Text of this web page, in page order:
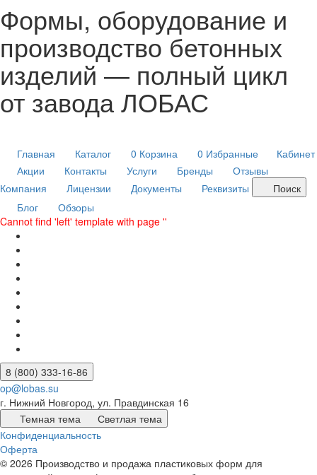
Формы, оборудование и
производство бетонных
изделий — полный цикл
от завода ЛОБАС
Главная Каталог 0 Корзина 0 Избранные
Кабинет
Акции
Контакты Услуги Бренды
Отзывы
Компания
Лицензии Документы Реквизиты
Поиск
Блог
Обзоры
Cannot find 'left' template with page ''
8 (800) 333-16-86
op@lobas.su
г. Нижний Новгород, ул. Правдинская 16
Темная тема
Светлая тема
Конфиденциальность
Оферта
© 2026 Производство и продажа пластиковых форм для